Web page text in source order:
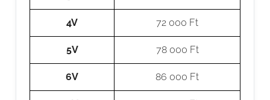
4V 72 000 Ft
5V 78 000 Ft
6V 86 000 Ft